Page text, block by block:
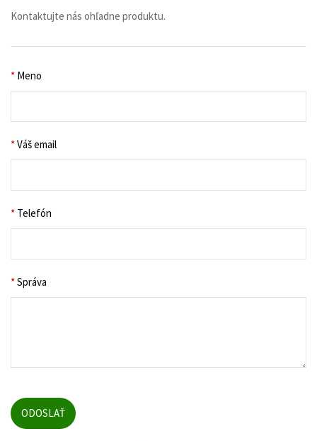
Kontaktujte nás ohľadne produktu.
* Meno
*Váš email
* Telefón
*Správa